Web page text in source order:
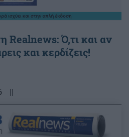
Realnews: Ό,τι και αν
και κερδίζεις!
||